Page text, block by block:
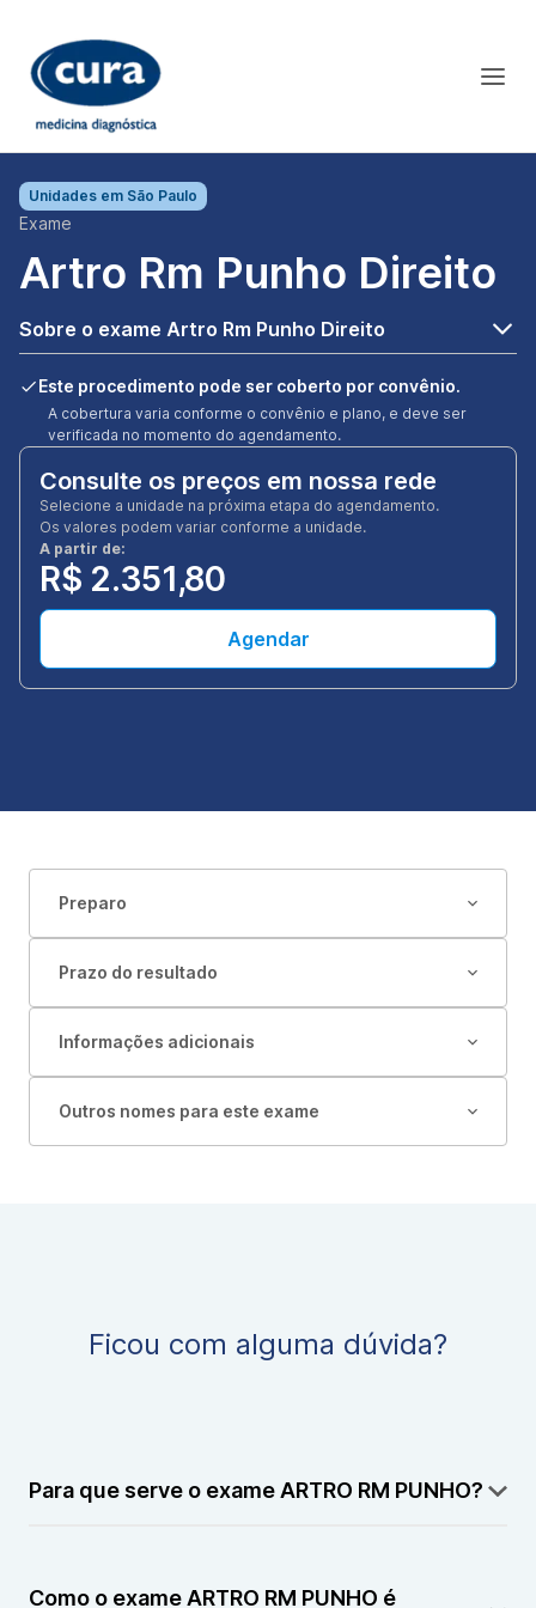
Unidades em São Paulo
Exame
Artro Rm Punho Direito
Sobre o exame Artro Rm Punho Direito
Este procedimento pode ser coberto por convênio.
A cobertura varia conforme o convênio e plano, e deve ser
verificada no momento do agendamento.
Consulte os preços em nossa rede
Selecione a unidade na próxima etapa do agendamento.
Os valores podem variar conforme a unidade.
A partir de:
R$ 2.351,80
Agendar
Preparo
Prazo do resultado
Informações adicionais
Outros nomes para este exame
Ficou com alguma dúvida?
Para que serve o exame ARTRO RM PUNHO?
detalhes as estruturas internas da articulação do
Como o exame ARTRO RM PUNHO é